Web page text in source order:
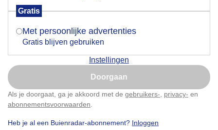
Gratis
Met persoonlijke advertenties
Gratis blijven gebruiken
Instellingen
Doorgaan
Als je doorgaat, ga je akkoord met de gebruikers- privacy- en
abonnementsvoorwaarden
Heb je al een Buienradar-abonnement? Inloggen
Niet alle opklaringen zijn even fel en is er wat meer
bewolking en minder blauw
Door: Toon Boons Gemaakt: 24-07-2025, 58x bekeken
Is goed, toon de popup
Nu niet, misschien later
Klik hierom dit aan te passen